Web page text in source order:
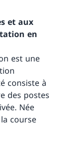
et aux
en
est une
consiste à
des postes
Née
course